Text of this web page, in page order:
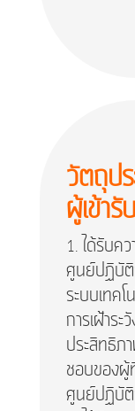
วัตถุป
ผู้เข้า
ได้รับค
ศูนย์ปฏิบัติ
ระบบเทค
การเฝ้าร
ประสิทธิภ
ชอบของผู้
ศูนย์ปฏิบั